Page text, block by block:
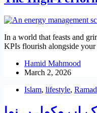
In a world that feasts and
KPIs flourish alongside your
Hamid Mahmood
March 2, 2026
Islam, lifestyle,